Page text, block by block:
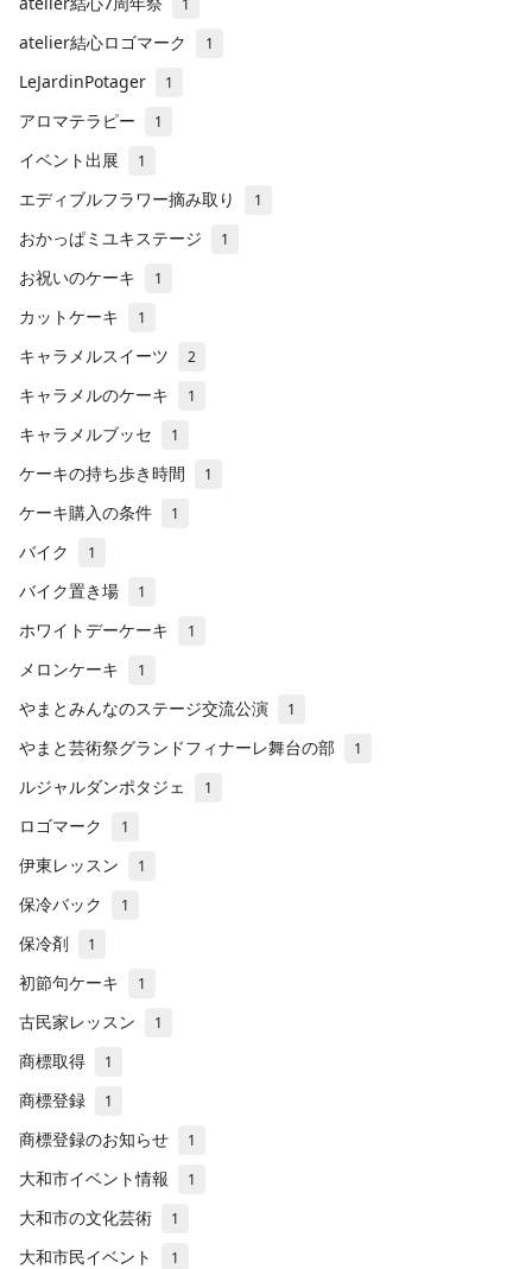
1
atelier結心ロゴマーク 1
LeJardinPotager 1
アロマテラピー 1
イベント出展 1
エディブルフラワー摘み取り 1
おかっぱミユキステージ 1
お祝いのケーキ 1
カットケーキ 1
キャラメルスイーツ 2
キャラメルのケーキ 1
キャラメルブッセ 1
ケーキの持ち歩き時間 1
ケーキ購入の条件 1
バイク 1
バイク置き場 1
ホワイトデーケーキ 1
メロンケーキ 1
やまとみんなのステージ交流公演 1
やまと芸術祭グランドフィナーレ舞台の部 1
ルジャルダンポタジェ 1
ロゴマーク 1
伊東レッスン 1
保冷バック 1
保冷剤 1
初節句ケーキ 1
古民家レッスン 1
商標取得 1
商標登録 1
商標登録のお知らせ 1
大和市イベント情報 1
大和市の文化芸術 1
大和市民イベント 1